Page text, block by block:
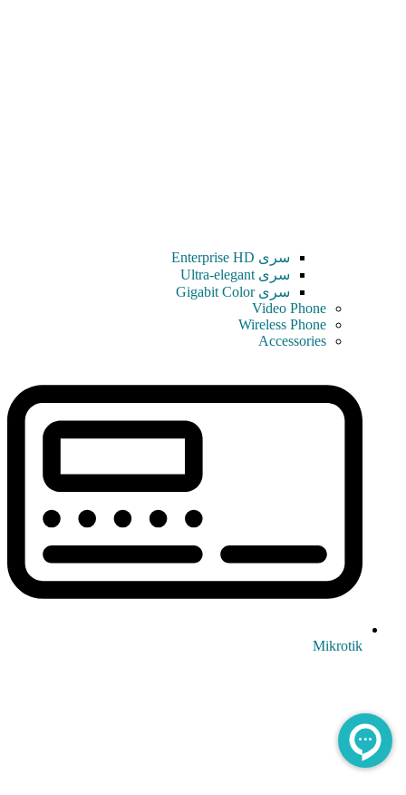
سری Enterprise HD
سری Ultra-elegant
سری Gigabit Color
Video Phone
Wireless Phone
Accessories
Mikrotik